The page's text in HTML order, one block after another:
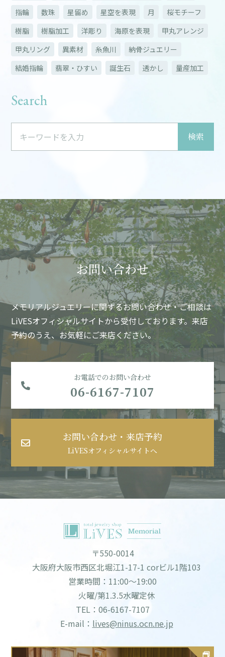
指輪
数珠 星留め 星空を表現 月
桜モチーフ
樹脂
樹脂加工 洋彫り 海原を表現
甲丸アレンジ
甲丸リング
異素材 糸魚川
納骨ジュエリー
結婚指輪
翡翠・ひすい 誕生石 透かし 量産加工
Search
検索
お問い合わせ
メモリアルジュエリーに関するお問い合わせ・ご相談は
LiVESオフィシャルサイトから受付しております。来店
予約のうえ、お気軽にご来店ください。
お電話でのお問い合わせ
06-6167-7107
お問い合わせ・来店予約
LiVESオフィシャルサイトへ
〒550-0014
大阪府大阪市西区北堀江1-17-1 corビル1階103
営業時間：11:00～19:00
火曜/第1.3.5水曜定休
TEL：06-6167-7107
E-mail： lives@ninus.ocn.ne.jp